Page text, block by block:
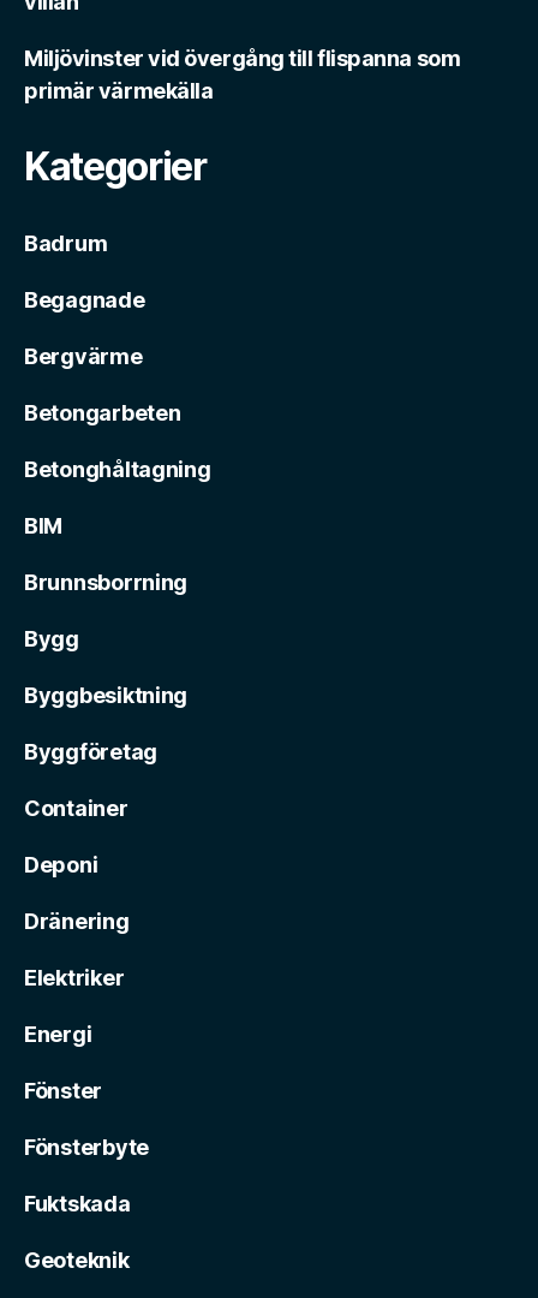
Miljövinster vid övergång till flispanna som
primär värmekälla
Kategorier
Badrum
Begagnade
Bergvärme
Betongarbeten
Betonghåltagning
BIM
Brunnsborrning
Bygg
Byggbesiktning
Byggföretag
Container
Deponi
Dränering
Elektriker
Energi
Fönster
Fönsterbyte
Fuktskada
Geoteknik